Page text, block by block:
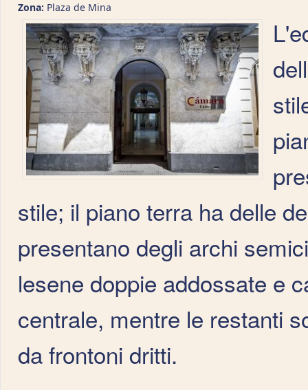
Zona: Plaza de Mina
stile; il piano terra ha delle
presentano degli archi
lesene doppie addossate e
centrale, mentre le restanti
da frontoni dritti.